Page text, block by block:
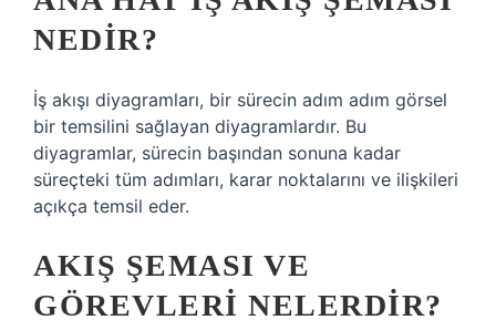
NEDIR?
İş akışı diyagramları, bir sürecin adım adım görsel
bir temsilini sağlayan diyagramlardır. Bu
diyagramlar, sürecin başından sonuna kadar
süreçteki tüm adımları, karar noktalarını ve ilişkileri
açıkça temsil eder.
AKIŞ ŞEMASI VE
GÖREVLERI NELERDIR?